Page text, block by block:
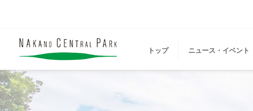
トップ ニュース・イベント